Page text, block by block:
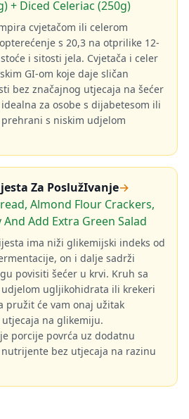
+ Diced Celeriac (250g)
cvjetačom ili celerom
s 20,3 na otprilike 12-
i sitosti jela. Cvjetača i celer
GI-om koje daje sličan
bez značajnog utjecaja na šećer
za osobe s dijabetesom ili
s niskim udjelom
Za PoslužIvanje→
Almond Flour Crackers,
Add Extra Green Salad
ima niži glikemijski indeks od
on i dalje sadrži
povisiti šećer u krvi. Kruh sa
ugljikohidrata ili krekeri
pružit će vam onaj užitak
na glikemiju.
porcije povrća uz dodatnu
bez utjecaja na razinu